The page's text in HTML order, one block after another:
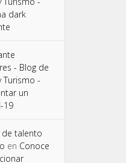
dark
- Blog de
Turismo -
un
19
talento
en Conoce